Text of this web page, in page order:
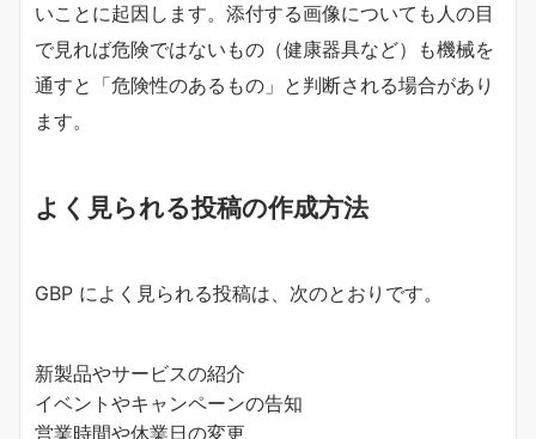
いことに起因します。添付する画像についても人の目
で見れば危険ではないもの（健康器具など）も機械を
通すと「危険性のあるもの」と判断される場合があり
ます。
よく見られる投稿の作成方法
GBP によく見られる投稿は、次のとおりです。
新製品やサービスの紹介
イベントやキャンペーンの告知
営業時間や休業日の変更